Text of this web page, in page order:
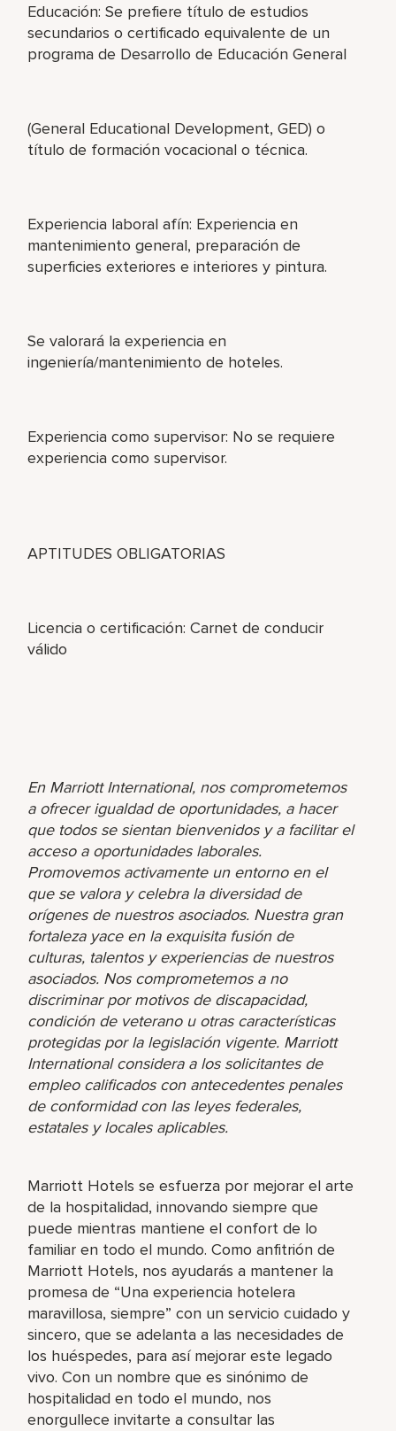
Educación: Se prefiere título de estudios
secundarios o certificado equivalente de un
programa de Desarrollo de Educación General
(General Educational Development, GED) o
título de formación vocacional o técnica.
Experiencia laboral afín: Experiencia en
mantenimiento general, preparación de
superficies exteriores e interiores y pintura.
Se valorará la experiencia en
ingeniería/mantenimiento de hoteles.
Experiencia como supervisor: No se requiere
experiencia como supervisor.
APTITUDES OBLIGATORIAS
Licencia o certificación: Carnet de conducir
válido
En Marriott International, nos comprometemos
a ofrecer igualdad de oportunidades, a hacer
que todos se sientan bienvenidos y a facilitar el
acceso a oportunidades laborales.
Promovemos activamente un entorno en el
que se valora y celebra la diversidad de
orígenes de nuestros asociados. Nuestra gran
fortaleza yace en la exquisita fusión de
culturas, talentos y experiencias de nuestros
asociados. Nos comprometemos a no
discriminar por motivos de discapacidad,
condición de veterano u otras características
protegidas por la legislación vigente. Marriott
International considera a los solicitantes de
empleo calificados con antecedentes penales
de conformidad con las leyes federales,
estatales y locales aplicables.
Marriott Hotels se esfuerza por mejorar el arte
de la hospitalidad, innovando siempre que
puede mientras mantiene el confort de lo
familiar en todo el mundo. Como anfitrión de
Marriott Hotels, nos ayudarás a mantener la
promesa de “Una experiencia hotelera
maravillosa, siempre” con un servicio cuidado y
sincero, que se adelanta a las necesidades de
los huéspedes, para así mejorar este legado
vivo. Con un nombre que es sinónimo de
hospitalidad en todo el mundo, nos
enorgullece invitarte a consultar las